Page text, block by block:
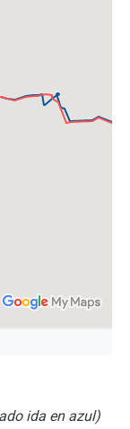
ida en azul)